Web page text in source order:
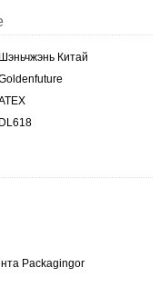
Шэньчжэнь Китай
DL618
Packagingor